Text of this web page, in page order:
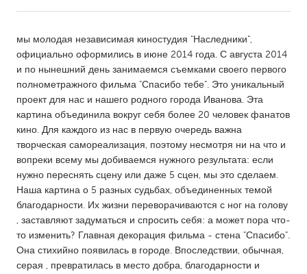
Amherstburg
Kingston
Kitchener-Waterloo
New Glasgow
Newmarket
Ottawa
South Shore
Toronto
MALAYSIA
Kuala Lumpur
NETHERLANDS
Rotterdam
Utrecht
мы молодая независимая киностудия "Наследники",
официально оформились в июне 2014 года. С августа 2014
и по нынешний день занимаемся съемками своего первого
полнометражного фильма "Спасибо тебе". Это уникальный
проект для нас и нашего родного города Иванова. Эта
картина объединила вокруг себя более 20 человек фанатов
кино. Для каждого из нас в первую очередь важна
творческая самореализация, поэтому несмотря ни на что и
вопреки всему мы добиваемся нужного результата: если
нужно переснять сцену или даже 5 сцен, мы это сделаем.
Наша картина о 5 разных судьбах, объединенных темой
благодарности. Их жизни переворачиваются с ног на голову
, заставляют задуматься и спросить себя: а может пора что-
то изменить? Главная декорация фильма - стена "Спасибо".
Она стихийно появилась в городе. Впоследствии, обычная,
серая , превратилась в место добра, благодарности и